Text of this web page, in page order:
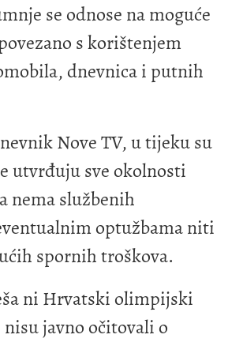
se odnose na moguće
s korištenjem
dnevnica i putnih
Nove TV, u tijeku su
utvrđuju sve okolnosti
nema službenih
optužbama niti
spornih troškova.
ni Hrvatski olimpijski
nisu javno očitovali o